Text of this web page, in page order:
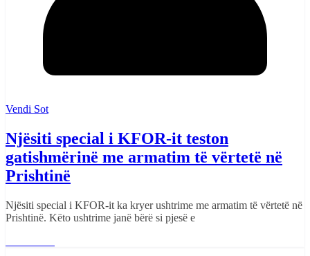
Vendi Sot
Njësiti special i KFOR-it teston
gatishmërinë me armatim të vërtetë në
Prishtinë
Njësiti special i KFOR-it ka kryer ushtrime me armatim të vërtetë në
Prishtinë. Këto ushtrime janë bërë si pjesë e